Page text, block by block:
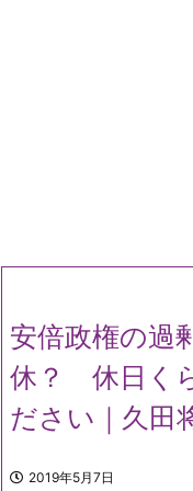
安倍政権の
休？ 休日く
ださい｜久田
2019年5月7日